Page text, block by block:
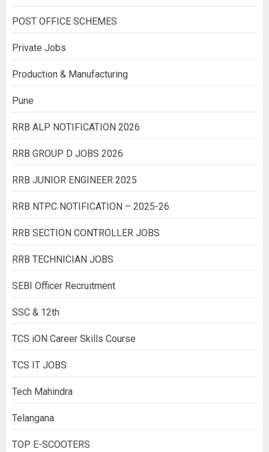
POST OFFICE SCHEMES
Private Jobs
Production & Manufacturing
Pune
RRB ALP NOTIFICATION 2026
RRB GROUP D JOBS 2026
RRB JUNIOR ENGINEER 2025
RRB NTPC NOTIFICATION – 2025-26
RRB SECTION CONTROLLER JOBS
RRB TECHNICIAN JOBS
SEBI Officer Recruitment
SSC & 12th
TCS iON Career Skills Course
TCS IT JOBS
Tech Mahindra
Telangana
TOP E-SCOOTERS